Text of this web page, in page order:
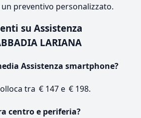
preventivo personalizzato.
su Assistenza
LARIANA
Assistenza smartphone?
tra € 147 e € 198.
centro e periferia?